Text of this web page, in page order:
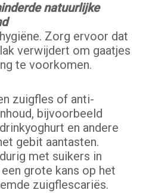
natuurlijke
Zorg ervoor dat
verwijdert om gaatjes
te voorkomen.
zuigfles of anti-
bijvoorbeeld
en andere
gebit aantasten.
met suikers in
grote kans op het
zuigflescariës.